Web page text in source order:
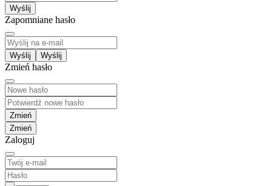
Wyślij
Zapomniane hasło
Wyślij
Zmień hasło
Zmień
Zaloguj